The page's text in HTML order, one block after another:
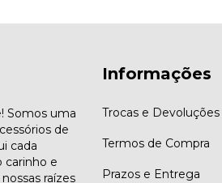
Somos uma
de
cada
e
raízes
Informações
Trocas e Devoluções
Termos de Compra
Prazos e Entrega